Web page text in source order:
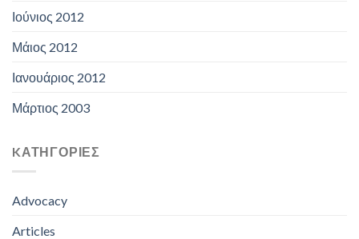
Ιούνιος 2012
Μάιος 2012
Ιανουάριος 2012
Μάρτιος 2003
KΑΤΗΓΟΡΊΕΣ
Advocacy
Articles